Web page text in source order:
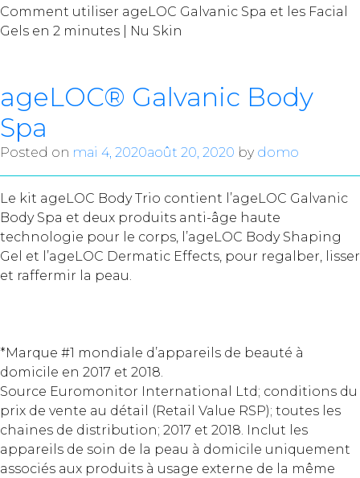
Comment utiliser ageLOC Galvanic Spa et les Facial
Gels en 2 minutes | Nu Skin
ageLOC® Galvanic Body
Spa
Posted on mai 4, 2020août 20, 2020 by domo
Le kit ageLOC Body Trio contient l’ageLOC Galvanic
Body Spa et deux produits anti-âge haute
technologie pour le corps, l’ageLOC Body Shaping
Gel et l’ageLOC Dermatic Effects, pour regalber, lisser
et raffermir la peau.
*Marque #1 mondiale d’appareils de beauté à
domicile en 2017 et 2018.
Source Euromonitor International Ltd; conditions du
prix de vente au détail (Retail Value RSP); toutes les
chaines de distribution; 2017 et 2018. Inclut les
appareils de soin de la peau à domicile uniquement
associés aux produits à usage externe de la même